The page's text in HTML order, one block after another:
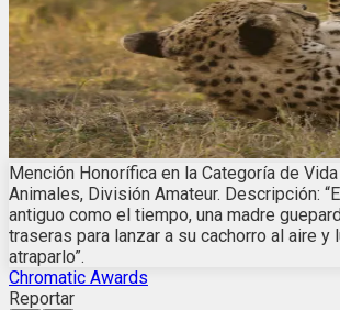
Mención Honorífica en la Categoría de
Animales, División Amateur. Descripción:
antiguo como el tiempo, una madre
traseras para lanzar a su cachorro al aire y
atraparlo”.
Chromatic Awards
Reportar